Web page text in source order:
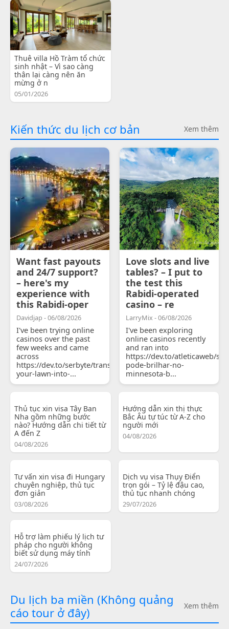
Thuê villa Hồ Tràm tổ chức
sinh nhật – Vì sao càng
thân lại càng nên ăn
mừng ở n
05/01/2026
Kiến thức du lịch cơ bản Xem thêm
Want fast payouts
and 24/7 support?
– here's my
experience with
this Rabidi-oper
Davidjap - 06/08/2026
I've been trying online
casinos over the past
few weeks and came
across
https://dev.to/serbyte/transform-
your-lawn-into-...
Love slots and live
tables? – I put to
the test this
Rabidi-operated
casino – re
LarryMix - 06/08/2026
I've been exploring
online casinos recently
and ran into
https://dev.to/atleticaweb/
pode-brilhar-no-
minnesota-b...
Thủ tục xin visa Tây Ban
Nha gồm những bước
nào? Hướng dẫn chi tiết từ
A đến Z
04/08/2026
Hướng dẫn xin thị thực
Bắc Âu tự túc từ A-Z cho
người mới
04/08/2026
Tư vấn xin visa đi Hungary
chuyên nghiệp, thủ tục
đơn giản
03/08/2026
Dịch vụ visa Thụy Điển
trọn gói – Tỷ lệ đậu cao,
thủ tục nhanh chóng
29/07/2026
Hỗ trợ làm phiếu lý lịch tư
pháp cho người không
biết sử dụng máy tính
24/07/2026
Du lịch ba miền (Không quảng
cáo tour ở đây)
Xem thêm